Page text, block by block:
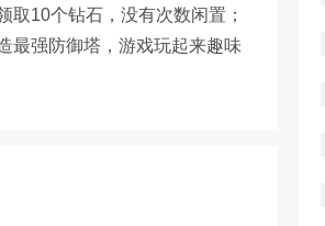
10个钻石，没有次数闲置；
最强防御塔，游戏玩起来趣味